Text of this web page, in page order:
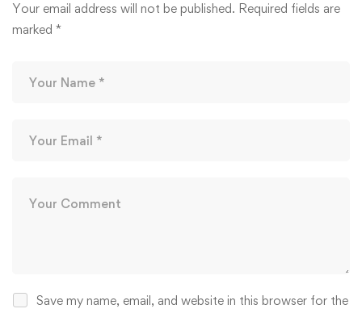
Your email address will not be published. Required fields are
marked *
Save my name, email, and website in this browser for the